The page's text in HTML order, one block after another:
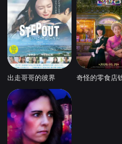
出走哥哥的彼界 奇怪的零食店